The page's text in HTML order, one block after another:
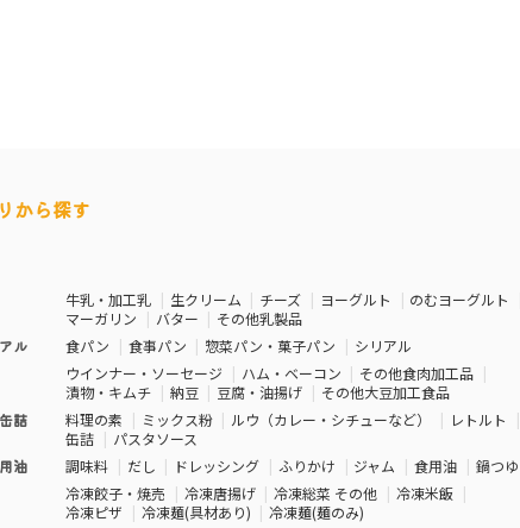
から探す
牛乳・加工乳 生クリーム チーズ ヨーグルト
のむヨーグルト
マーガリン
バター
その他乳製品
ル
食パン 食事パン 惣菜パン・菓子パン
シリアル
ウインナー・ソーセージ ハム・ベーコン
その他食肉加工品
漬物・キムチ
納豆 豆腐・油揚げ
その他大豆加工食品
詰
料理の素 ミックス粉 ルウ（カレー・シチューなど）
レトルト
缶詰
パスタソース
油
調味料 だし ドレッシング ふりかけ ジャム 食用油
鍋つゆ
冷凍餃子・焼売 冷凍唐揚げ 冷凍総菜 その他
冷凍米飯
冷凍ピザ
冷凍麺(具材あり)
冷凍麺(麺のみ)